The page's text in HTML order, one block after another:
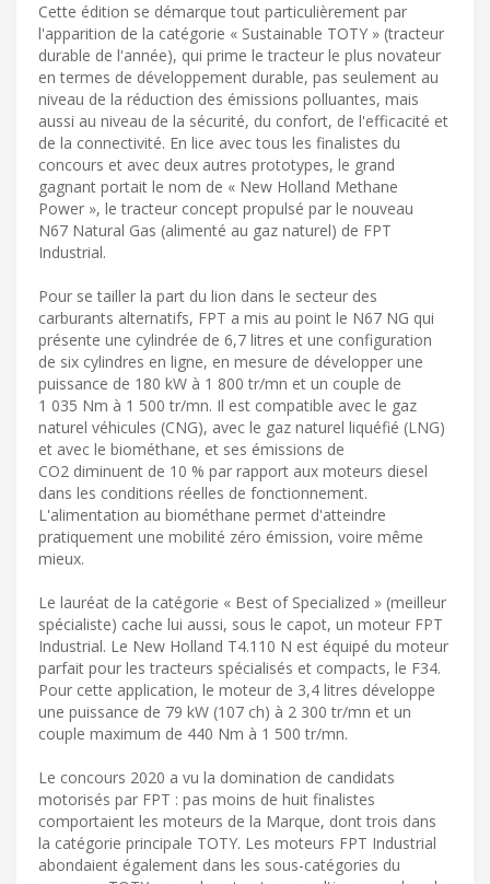
Cette édition se démarque tout particulièrement par
l'apparition de la catégorie « Sustainable TOTY » (tracteur
durable de l'année), qui prime le tracteur le plus novateur
en termes de développement durable, pas seulement au
niveau de la réduction des émissions polluantes, mais
aussi au niveau de la sécurité, du confort, de l'efficacité et
de la connectivité. En lice avec tous les finalistes du
concours et avec deux autres prototypes, le grand
gagnant portait le nom de « New Holland Methane
Power », le tracteur concept propulsé par le nouveau
N67 Natural Gas (alimenté au gaz naturel) de FPT
Industrial.
Pour se tailler la part du lion dans le secteur des
carburants alternatifs, FPT a mis au point le N67 NG qui
présente une cylindrée de 6,7 litres et une configuration
de six cylindres en ligne, en mesure de développer une
puissance de 180 kW à 1 800 tr/mn et un couple de
1 035 Nm à 1 500 tr/mn. Il est compatible avec le gaz
naturel véhicules (CNG), avec le gaz naturel liquéfié (LNG)
et avec le biométhane, et ses émissions de
CO2 diminuent de 10 % par rapport aux moteurs diesel
dans les conditions réelles de fonctionnement.
L'alimentation au biométhane permet d'atteindre
pratiquement une mobilité zéro émission, voire même
mieux.
Le lauréat de la catégorie « Best of Specialized » (meilleur
spécialiste) cache lui aussi, sous le capot, un moteur FPT
Industrial. Le New Holland T4.110 N est équipé du moteur
parfait pour les tracteurs spécialisés et compacts, le F34.
Pour cette application, le moteur de 3,4 litres développe
une puissance de 79 kW (107 ch) à 2 300 tr/mn et un
couple maximum de 440 Nm à 1 500 tr/mn.
Le concours 2020 a vu la domination de candidats
motorisés par FPT : pas moins de huit finalistes
comportaient les moteurs de la Marque, dont trois dans
la catégorie principale TOTY. Les moteurs FPT Industrial
abondaient également dans les sous-catégories du